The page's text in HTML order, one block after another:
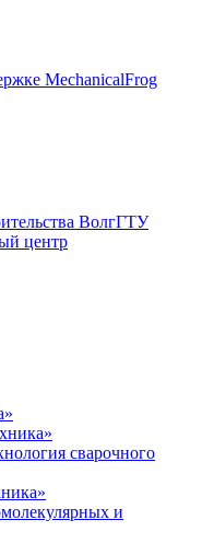
MechanicalFrog
ВолгГТУ
центр
сварочного
и